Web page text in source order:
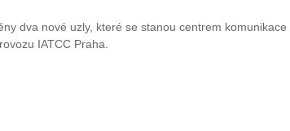
dva nové uzly, které se stanou centrem komunikace
IATCC Praha.